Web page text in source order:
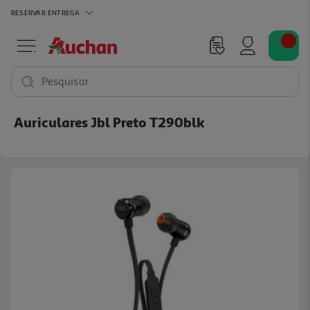
RESERVAR ENTREGA
Pesquisar
Auriculares Jbl Preto T290blk